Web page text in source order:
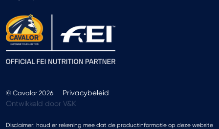
© Cavalor 2026
Privacybeleid
Ontwikkeld door V&K
Disclaimer: houd er rekening mee dat de productinformatie op deze website